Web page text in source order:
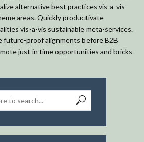
alternative best practices vis-a-vis
areas. Quickly productivate
vis-a-vis sustainable meta-services.
future-proof alignments before B2B
just in time opportunities and bricks-